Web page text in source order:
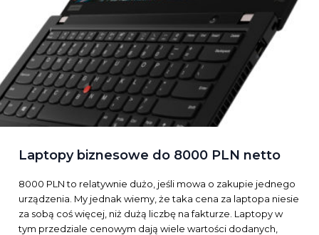
Laptopy biznesowe do 8000 PLN netto
8000 PLN to relatywnie dużo, jeśli mowa o zakupie jednego
urządzenia. My jednak wiemy, że taka cena za laptopa niesie
za sobą coś więcej, niż dużą liczbę na fakturze. Laptopy w
tym przedziale cenowym dają wiele wartości dodanych,